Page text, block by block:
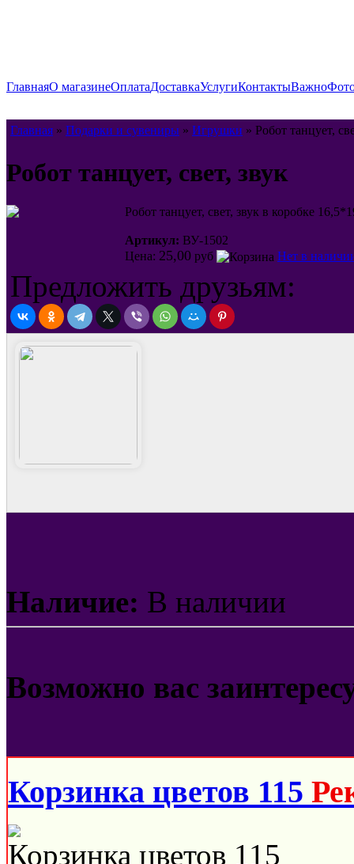
ГлавнаяО магазинеОплатаДоставкаУслугиКонтактыВажно
Главная » Подарки и сувениры » Игрушки » Робот танцует,
Робот танцует, свет, звук
Робот танцует, свет, звук в коробке
Артикул: ВУ-1502
Цена: 25,00 руб Нет в
Предложить друзьям:
Наличие: В наличии
Возможно вас
Корзинка цветов 115
Корзинка цветов 115